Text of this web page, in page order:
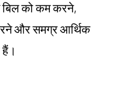
को कम करने,
और समग्र आर्थिक